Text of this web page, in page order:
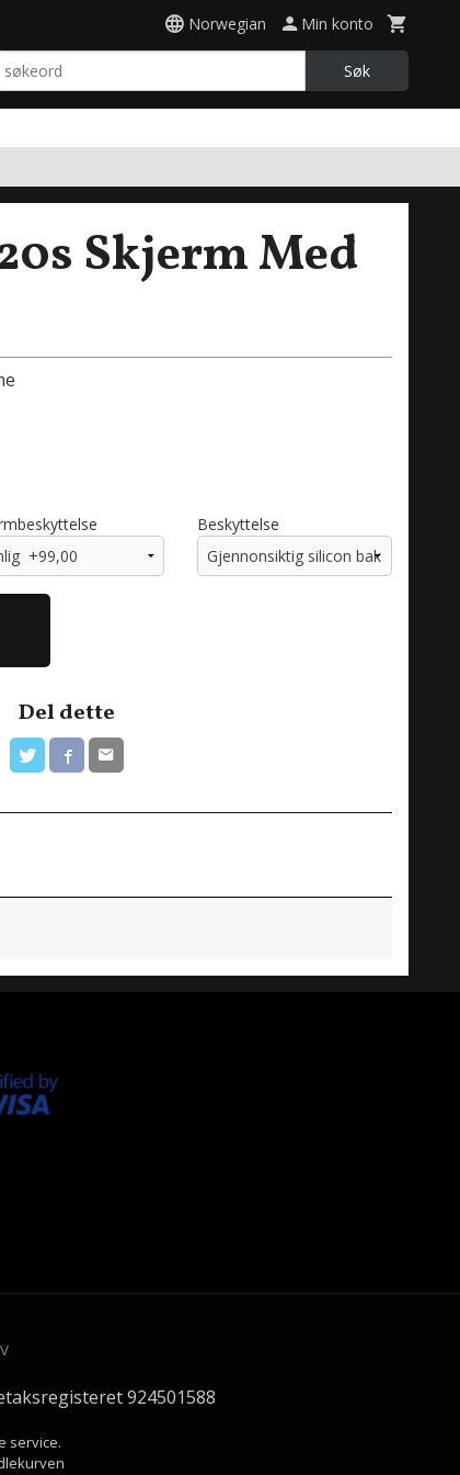
Norwegian Min konto
Søk
Skjerm Med
Beskyttelse
Del dette
924501588
service.